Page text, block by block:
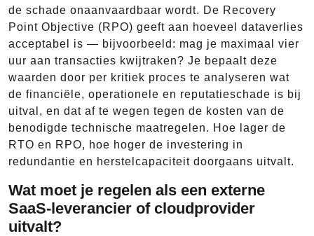
de schade onaanvaardbaar wordt. De Recovery
Point Objective (RPO) geeft aan hoeveel dataverlies
acceptabel is — bijvoorbeeld: mag je maximaal vier
uur aan transacties kwijtraken? Je bepaalt deze
waarden door per kritiek proces te analyseren wat
de financiële, operationele en reputatieschade is bij
uitval, en dat af te wegen tegen de kosten van de
benodigde technische maatregelen. Hoe lager de
RTO en RPO, hoe hoger de investering in
redundantie en herstelcapaciteit doorgaans uitvalt.
Wat moet je regelen als een externe
SaaS-leverancier of cloudprovider
uitvalt?